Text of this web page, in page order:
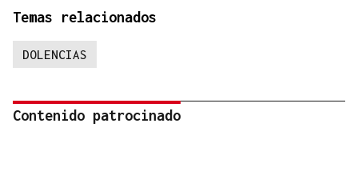
Temas relacionados
DOLENCIAS
Contenido patrocinado